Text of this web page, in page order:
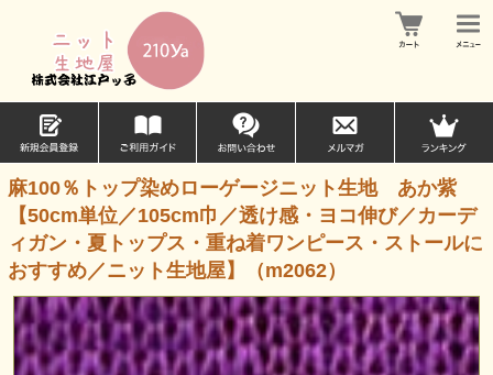
麻100％トップ染めローゲージニット生地 あか紫
【50cm単位／105cm巾／透け感・ヨコ伸び／カーデ
ィガン・夏トップス・重ね着ワンピース・ストールに
おすすめ／ニット生地屋】（m2062）